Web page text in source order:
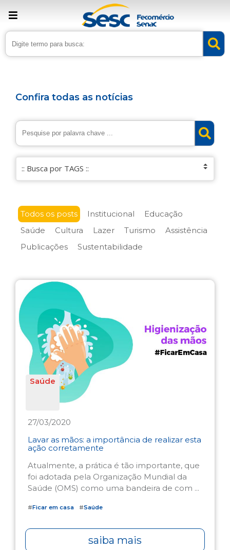
Confira todas as notícias
Todos os posts Institucional
Educação
Saúde
Cultura Lazer Turismo
Assistência
Publicações
Sustentabilidade
Saúde
27/03/2020
Lavar as mãos: a importância de realizar esta
ação corretamente
Atualmente, a prática é tão importante, que
foi adotada pela Organização Mundial da
Saúde (OMS) como uma bandeira de com ...
#Ficar em casa #Saúde
saiba mais